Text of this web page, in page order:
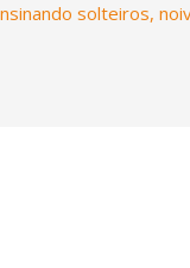
solteiros,